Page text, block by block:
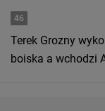
46
Terek Grozny
boiska a wchodzi